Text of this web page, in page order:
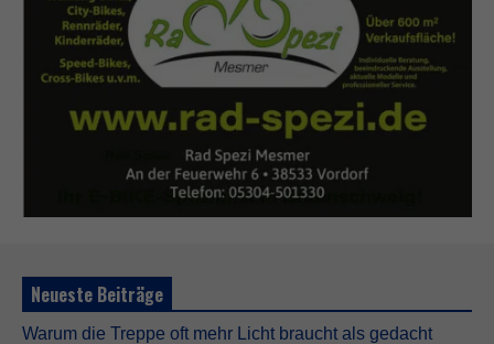
Neueste Beiträge
Warum die Treppe oft mehr Licht braucht als gedacht